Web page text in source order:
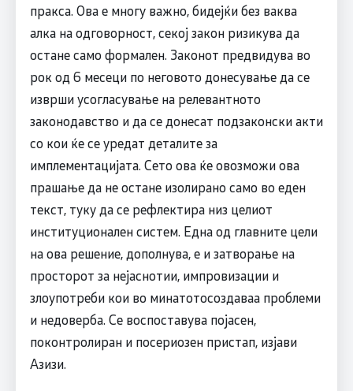
пракса. Ова е многу важно, бидејќи без ваква
алка на одговорност, секој закон ризикува да
остане само формален. Законот предвидува во
рок од 6 месеци по неговото донесување да се
изврши усогласување на релевантното
законодавство и да се донесат подзаконски акти
со кои ќе се уредат деталите за
имплементацијата. Сето ова ќе овозможи ова
прашање да не остане изолирано само во еден
текст, туку да се рефлектира низ целиот
институционален систем. Една од главните цели
на ова решение, дополнува, е и затворање на
просторот за нејаснотии, импровизации и
злоупотреби кои во минатотосоздаваа проблеми
и недоверба. Се воспоставува појасен,
поконтролиран и посериозен пристап, изјави
Азизи.